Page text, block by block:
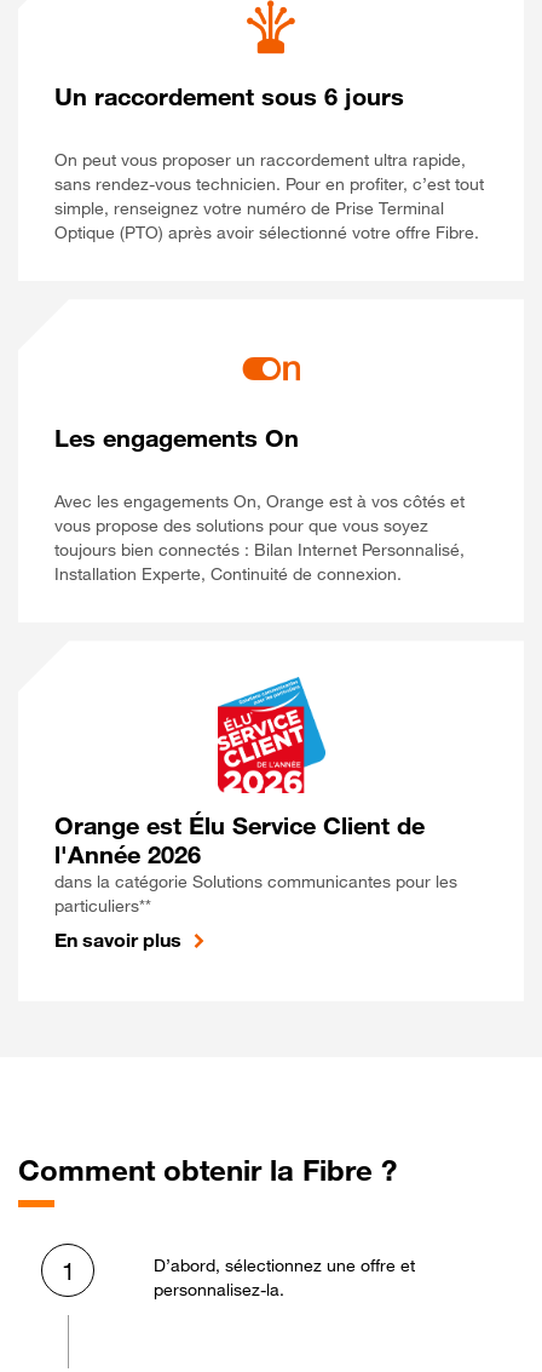
Un raccordement sous 6 jours
On peut vous proposer un raccordement ultra rapide,
sans rendez-vous technicien. Pour en profiter, c’est tout
simple, renseignez votre numéro de Prise Terminal
Optique (PTO) après avoir sélectionné votre offre Fibre.
Les engagements On
Avec les engagements On, Orange est à vos côtés et
vous propose des solutions pour que vous soyez
toujours bien connectés : Bilan Internet Personnalisé,
Installation Experte, Continuité de connexion.
Orange est Élu Service Client de
l'Année 2026
dans la catégorie Solutions communicantes pour les
particuliers**
En savoir plus
Comment obtenir la Fibre ?
1
D’abord, sélectionnez une offre et
personnalisez-la.